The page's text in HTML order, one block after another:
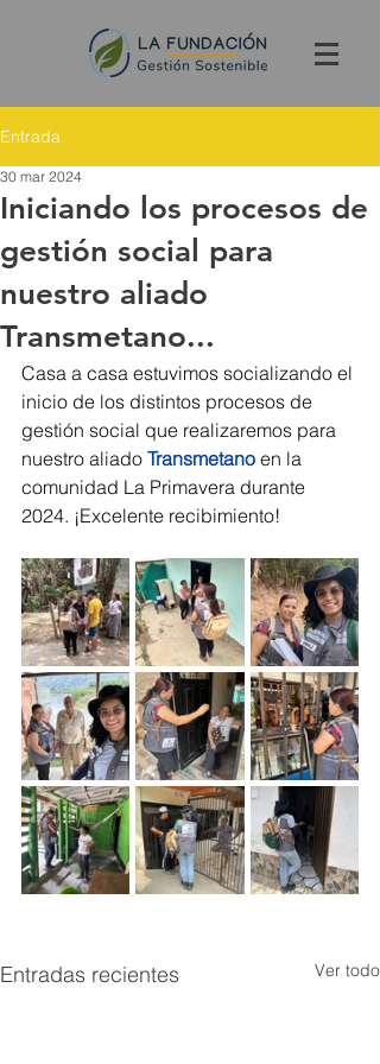
Entrada
Iniciando los procesos de
gestión social para
nuestro aliado
Transmetano...
30 mar 2024
Casa a casa estuvimos socializando el
inicio de los distintos procesos de
gestión social que realizaremos para
nuestro aliado Transmetano en la
comunidad La Primavera durante
2024. ¡Excelente recibimiento!
Entradas recientes Ver todo